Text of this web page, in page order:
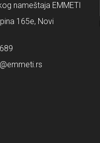
nameštaja EMMETI
165e, Novi